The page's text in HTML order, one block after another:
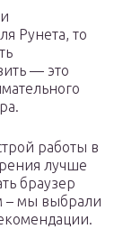
Рунета, то
— это
работы в
лучше
браузер
– мы выбрали